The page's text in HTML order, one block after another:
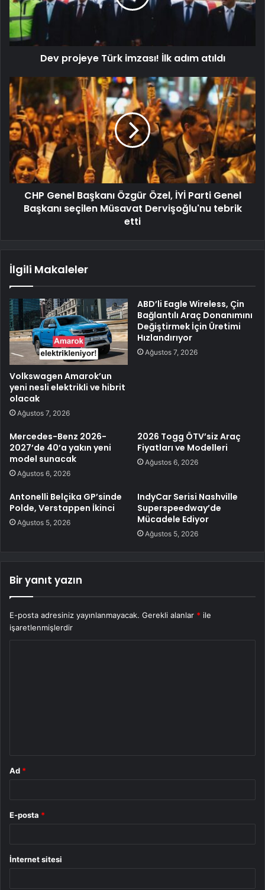
Dev projeye Türk imzası! İlk adım atıldı
CHP Genel Başkanı Özgür Özel, İYİ Parti Genel
Başkanı seçilen Müsavat Dervişoğlu'nu tebrik
etti
İlgili Makaleler
Volkswagen Amarok’un
yeni nesli elektrikli ve hibrit
olacak
Ağustos 7, 2026
ABD’li Eagle Wireless, Çin
Bağlantılı Araç Donanımını
Değiştirmek İçin Üretimi
Hızlandırıyor
Ağustos 7, 2026
Mercedes-Benz 2026-
2027’de 40’a yakın yeni
model sunacak
Ağustos 6, 2026
2026 Togg ÖTV’siz Araç
Fiyatları ve Modelleri
Ağustos 6, 2026
Antonelli Belçika GP’sinde
Polde, Verstappen İkinci
Ağustos 5, 2026
IndyCar Serisi Nashville
Superspeedway’de
Mücadele Ediyor
Ağustos 5, 2026
Bir yanıt yazın
E-posta adresiniz yayınlanmayacak. Gerekli alanlar * ile
işaretlenmişlerdir
Ad *
E-posta *
İnternet sitesi